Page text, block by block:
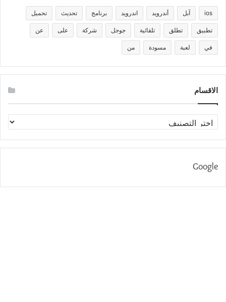
ios آبل أندرويد اندرويد برنامج تحديث تحميل
تطبيق تطلق تلقائية جوجل شركة على عن
في لعبة مسودة من
الاقسام
الاقسام
Google